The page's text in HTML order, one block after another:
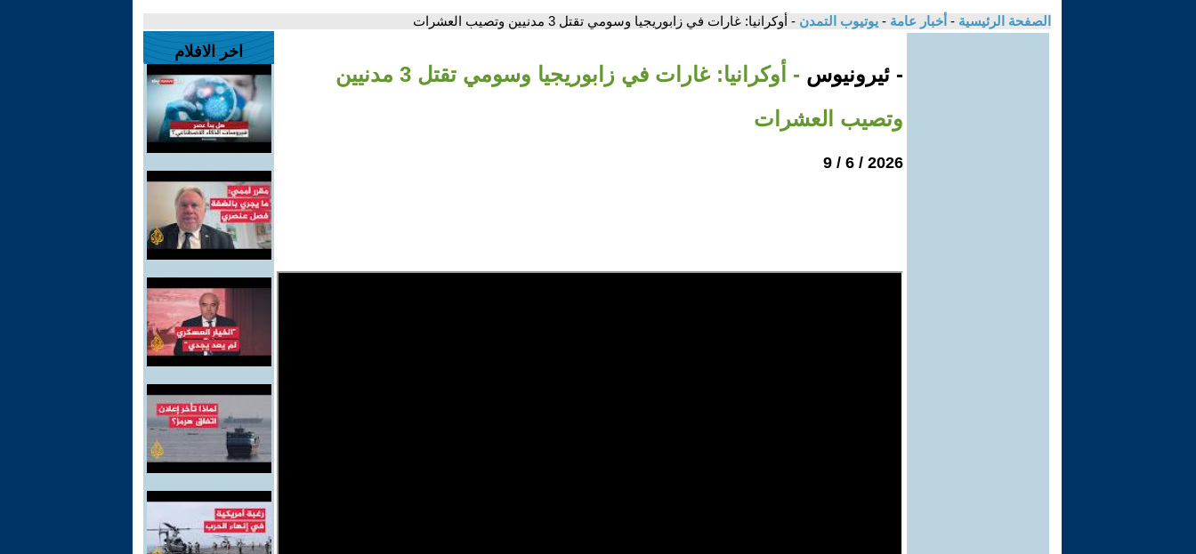
الصفحة الرئيسية - أخبار عامة - يوتيوب التمدن - أوكرانيا: غارات في زابوريجيا وسومي تقتل 3 مدنيين وتصيب العشرات
- ئيرونيوس
- أوكرانيا: غارات في زابوريجيا وسومي تقتل 3 مدنيين
وتصيب العشرات
2026 / 6 / 9
اخر الافلام